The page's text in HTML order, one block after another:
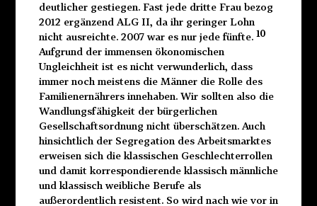
deutlicher gestiegen. Fast jede dritte Frau bezog
2012 ergänzend ALG II, da ihr geringer Lohn
nicht ausreichte. 2007 war es nur jede fünfte. 10
Aufgrund der immensen ökonomischen
Ungleichheit ist es nicht verwunderlich, dass
immer noch meistens die Männer die Rolle des
Familienernährers innehaben. Wir sollten also die
Wandlungsfähigkeit der bürgerlichen
Gesellschaftsordnung nicht überschätzen. Auch
hinsichtlich der Segregation des Arbeitsmarktes
erweisen sich die klassischen Geschlechterrollen
und damit korrespondierende klassisch männliche
und klassisch weibliche Berufe als
außerordentlich resistent. So wird nach wie vor in